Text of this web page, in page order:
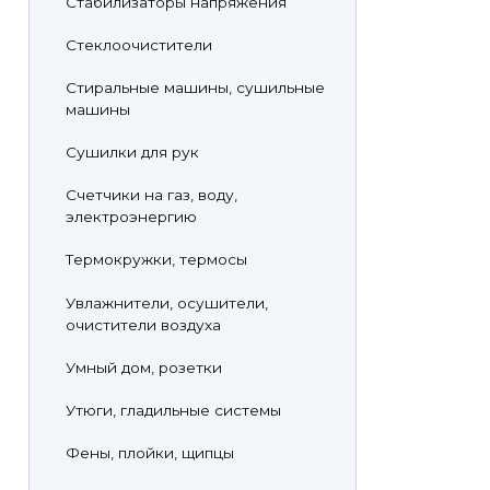
Стеклоочистители
Стиральные машины, сушильные
машины
Сушилки для рук
Счетчики на газ, воду,
электроэнергию
Термокружки, термосы
Увлажнители, осушители,
очистители воздуха
Умный дом, розетки
Утюги, гладильные системы
Фены, плойки, щипцы